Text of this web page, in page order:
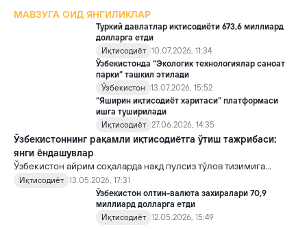
МАВЗУГА ОИД ЯНГИЛИКЛАР
Туркий давлатлар иқтисодиёти 673,6 миллиард
долларга етди
Иқтисодиёт 10.07.2026, 11:34
Ўзбекистонда “Экологик технологиялар саноат
парки” ташкил этилади
Ўзбекистон
13.07.2026, 15:52
“Яширин иқтисодиёт харитаси” платформаси
ишга туширилади
Иқтисодиёт 27.06.2026, 14:35
Ўзбекистоннинг рақамли иқтисодиётга ўтиш тажрибаси:
янги ёндашувлар
Ўзбекистон айрим соҳаларда нақд пулсиз тўлов тизимига
ўтишни тезлаштирмоқда. Хусусан, АЁҚШ ва алкоголь савдосида
электрон ҳисоб-китобларга устуворлик берилмоқда. Бу борада
дунё тажрибаси нима дейди?
Иқтисодиёт 13.05.2026, 17:31
Ўзбекистон олтин-валюта захиралари 70,9
миллиард долларга етди
Иқтисодиёт 12.05.2026, 15:49